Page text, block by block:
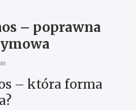
– poprawna
– która forma